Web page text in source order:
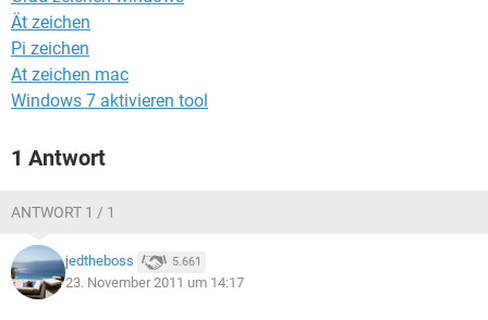
Ät zeichen
Pi zeichen
At zeichen mac
Windows 7 aktivieren tool
1 Antwort
ANTWORT 1 / 1
jedtheboss 5.661
23. November 2011 um 14:17